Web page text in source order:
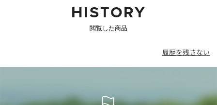
HISTORY
閲覧した商品
履歴を残さない